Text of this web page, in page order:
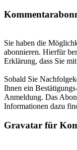
Sie haben die
abonnieren. Hierfür
Erklärung, dass Sie
Sobald Sie
Ihnen ein
Anmeldung. Das
Informationen dazu
Gravatar für